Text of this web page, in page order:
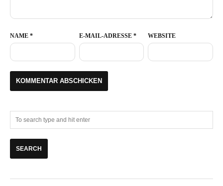
NAME * E-MAIL-ADRESSE * WEBSITE